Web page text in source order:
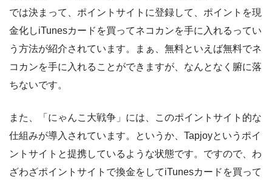
では決まって、ポイントサイトに登録して、ポイントを現
金化しiTunesカードを買ってネコカンを手に入れるってい
う方法が紹介されています。まぁ、無料といえば無料でネ
コカンを手に入れることができますが、なんとなく腑に落
ちないです。
また、「にゃんこ大戦争」には、このポイントサイト的な
仕組みが導入されています。というか、Tapjoyというポイ
ントサイトと提携しているような状態です。ですので、わ
ざわざポイントサイトで換金をしてiTunesカードを買って